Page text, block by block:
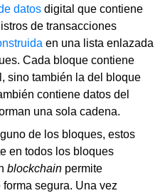
datos digital que contiene
de transacciones
en una lista enlazada
Cada bloque contiene
sino también la del bloque
contiene datos del
una sola cadena.
de los bloques, estos
en todos los bloques
blockchain permite
segura. Una vez